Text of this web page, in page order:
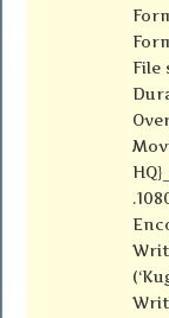
File